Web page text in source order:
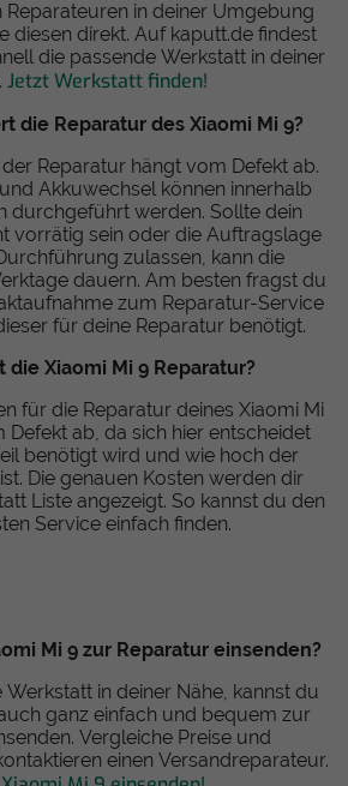
in deiner Umgebung
diesen direkt. Auf kaputt.de findest
die passende Werkstatt in deiner
Jetzt Werkstatt finden!
die Reparatur des Xiaomi Mi 9?
Reparatur hängt vom Defekt ab.
Akkuwechsel können innerhalb
durchgeführt werden. Sollte dein
vorrätig sein oder die Auftragslage
zulassen, kann die
dauern. Am besten fragst du
zum Reparatur-Service
für deine Reparatur benötigt.
die Xiaomi Mi 9 Reparatur?
für die Reparatur deines Xiaomi Mi
Defekt ab, da sich hier entscheidet
benötigt wird und wie hoch der
Die genauen Kosten werden dir
Liste angezeigt. So kannst du den
Service einfach finden.
Mi 9 zur Reparatur einsenden?
Werkstatt in deiner Nähe, kannst du
ganz einfach und bequem zur
Vergleiche Preise und
einen Versandreparateur.